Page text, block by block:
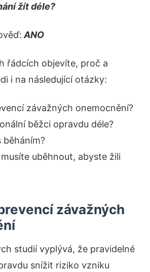
žít déle?
ANO
řádcích objevíte, proč a
i na následující otázky:
závažných onemocnění?
běžci opravdu déle?
běháním?
uběhnout, abyste žili
závažných
studií vyplývá, že pravidelné
snížit riziko vzniku